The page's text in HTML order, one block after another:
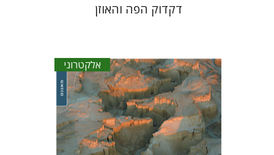
דקדוק הפה והאוזן
אלקטרוני
אדווין פ` טיילור קרן קמינגז
פרסילה
לווז
אדווארד פ` רדיש
פטריק ג` קוני
דוד פונדק
שחר פלד